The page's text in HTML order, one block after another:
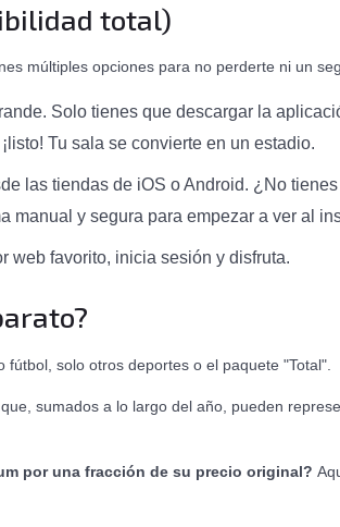
total)
múltiples opciones para no perderte ni un
Solo tienes que descargar la
Tu sala se convierte en un estadio.
las tiendas de iOS o Android. ¿No
manual y segura para empezar a ver al
web favorito, inicia sesión y disfruta.
solo otros deportes o el paquete "Total".
sumados a lo largo del año, pueden
por una fracción de su precio original?